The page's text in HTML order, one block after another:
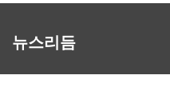
뉴스리듬